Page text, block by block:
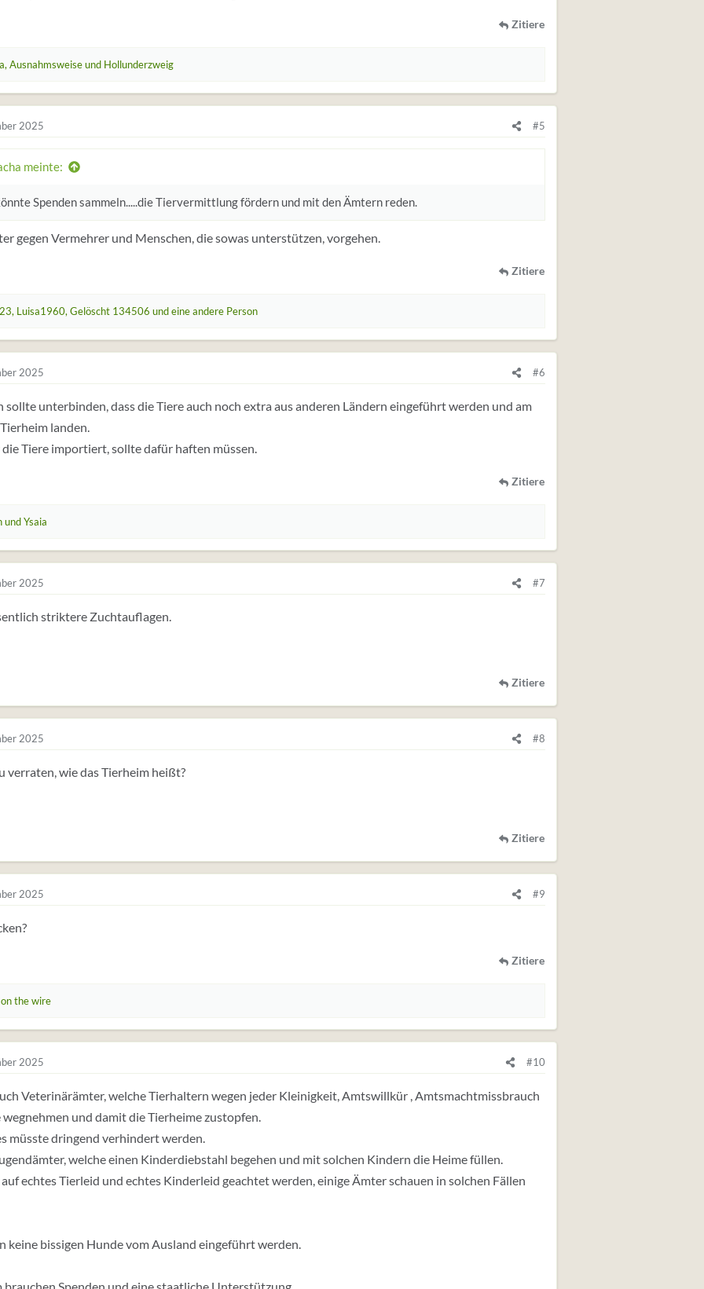
Zitiere
, Ausnahmsweiseund Hollunderzweig
2025 #5
meinte:
Spenden sammeln.....die Tiervermittlung fördern und mit den Ämtern reden.
gegen Vermehrer und Menschen, die sowas unterstützen, vorgehen.
Zitiere
, Luisa1960, Gelöscht 134506 und eine andere Person
2025 #6
sollte unterbinden, dass die Tiere auch noch extra aus anderen Ländern eingeführt werden und am
landen.
die Tiere importiert, sollte dafür haften müssen.
Zitiere
undYsaia
2025 #7
striktere Zuchtauflagen.
Zitiere
2025 #8
verraten, wie das Tierheim heißt?
Zitiere
2025 #9
Zitiere
the wire
2025 #10
Veterinärämter, welche Tierhaltern wegen jeder Kleinigkeit, Amtswillkür , Amtsmachtmissbrauch
wegnehmen und damit die Tierheime zustopfen.
müsste dringend verhindert werden.
welche einen Kinderdiebstahl begehen und mit solchen Kindern die Heime füllen.
auf echtes Tierleid und echtes Kinderleid geachtet werden, einige Ämter schauen in solchen Fällen
keine bissigen Hunde vom Ausland eingeführt werden.